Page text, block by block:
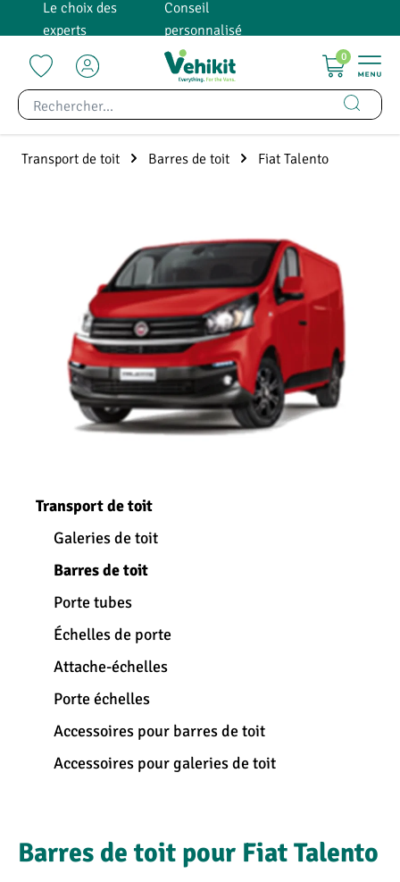
principal
Le choix des
experts
Conseil
personnalisé
0
Transport de toit Barres de toit Fiat Talento
Transport de toit
Galeries de toit
Barres de toit
Porte tubes
Échelles de porte
Attache-échelles
Porte échelles
Accessoires pour barres de toit
Accessoires pour galeries de toit
Barres de toit pour Fiat Talento